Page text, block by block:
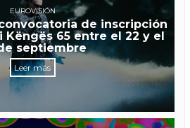
EUROVISIÓN
de inscripción
Këngës 65 entre el 22 y el
septiembre
Leer más